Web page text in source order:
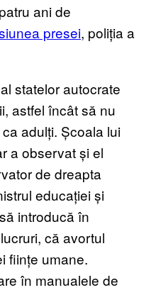
ani de
presei, poliția a
statelor autocrate
astfel încât să nu
adulți. Școala lui
a observat și el
de dreapta
educației și
introducă în
că avortul
ființe umane.
în manualele de